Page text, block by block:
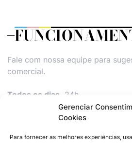
Gerenciar
Cookies
Para fornecer as melhores experiências,
Fale com nossa equipe para
comercial.
Todos os dias, 24h.